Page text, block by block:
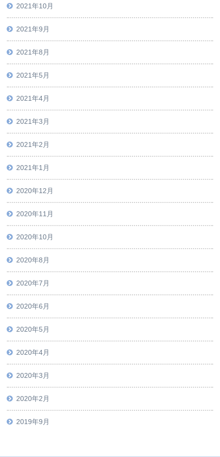
2021年10月
2021年9月
2021年8月
2021年5月
2021年4月
2021年3月
2021年2月
2021年1月
2020年12月
2020年11月
2020年10月
2020年8月
2020年7月
2020年6月
2020年5月
2020年4月
2020年3月
2020年2月
2019年9月